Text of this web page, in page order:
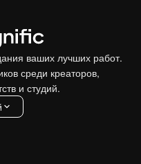
ваших лучших работ.
среди креаторов,
и студий.